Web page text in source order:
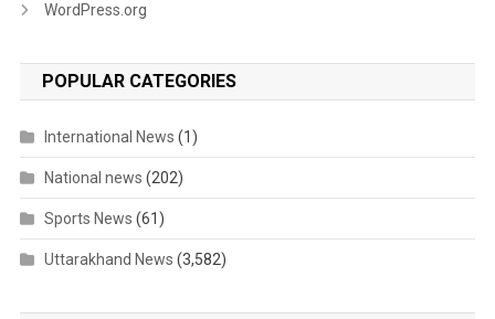
WordPress.org
POPULAR CATEGORIES
International News (1)
National news (202)
Sports News (61)
Uttarakhand News (3,582)